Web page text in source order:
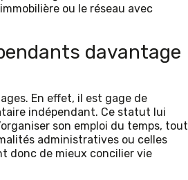
ou le réseau avec
davantage
En effet, il est gage de
indépendant. Ce statut lui
son emploi du temps, tout
administratives ou celles
donc de mieux concilier vie